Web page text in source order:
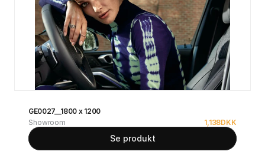
GE0027__1800 x 1200
Showroom
1,138DKK
Se produkt